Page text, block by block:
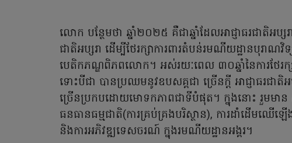
លោក បន្ថែមថា ឆ្នាំ២០២៥ គឺជាឆ្នាំដែលអាជ្ញាធរជាតិអប្សរ
ជាតិអប្សរា ដើម្បីថែរក្សាការពារតំបន់រមណីយដ្ឋានបុរាណវិទ្
បេតិកភណ្ឌពិភពលោក។ អស់រយៈពេល ៣០ឆ្នាំនៃការថែរក្ស
ទោះបីជា បានប្រឈមនូវឧបសគ្គជា ច្រើនក្តី អាជ្ញាធរជាតិ
ច្រើនប្រកបដោយមោទកភាពជាទីបំផុត។ ក្នុងនោះ រួមមាន
ធនធានធម្មជាតិ(ការគ្រប់គ្រងបរិស្ថាន), ការដាំដើមឈ
និងការអភិវឌ្ឍទេសចរណ៍ ក្នុងរមណីយដ្ឋានអង្គរ។